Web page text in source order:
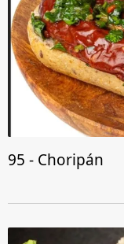
95 - Choripán